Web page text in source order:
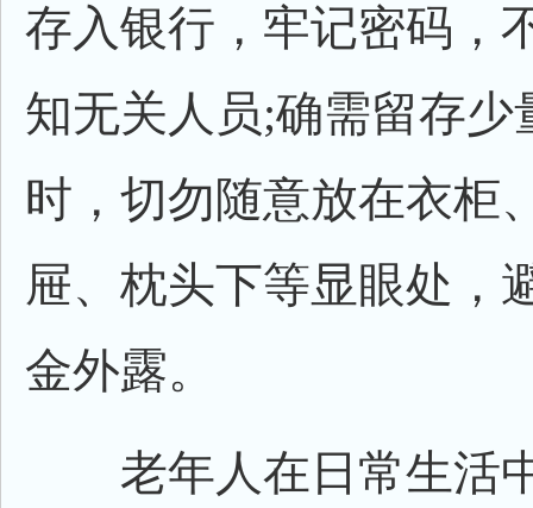
存入银行，牢记密码，
知无关人员;确需留存少
时，切勿随意放在衣柜
屉、枕头下等显眼处，
金外露。
老年人在日常生活